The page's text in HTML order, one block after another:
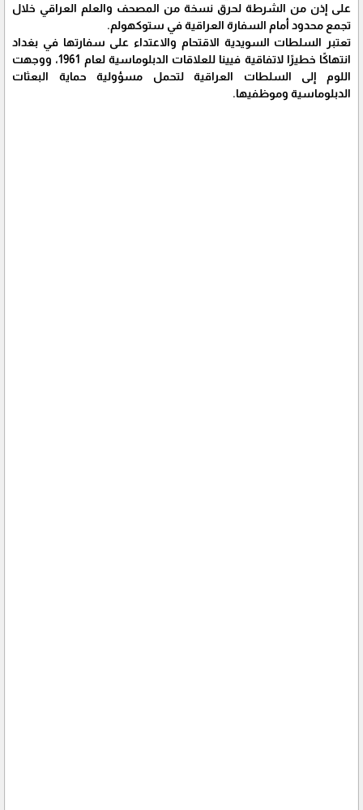
على إذن من الشرطة لحرق نسخة من المصحف والعلم العراقي خلال
تجمع محدود أمام السفارة العراقية في ستوكهولم.
تعتبر السلطات السويدية الاقتحام والاعتداء على سفارتها في بغداد
انتهاكًا خطيرًا لاتفاقية فيينا للعلاقات الدبلوماسية لعام 1961، ووجهت
اللوم إلى السلطات العراقية لتحمل مسؤولية حماية البعثات
الدبلوماسية وموظفيها.